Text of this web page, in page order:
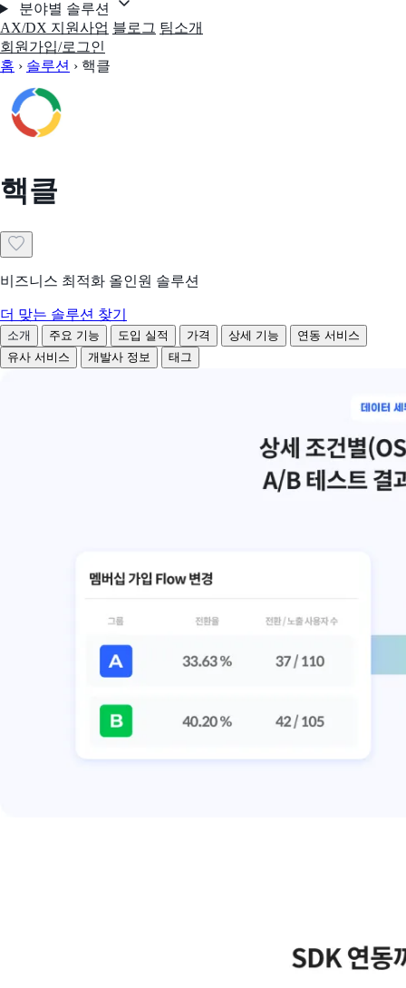
분야별 솔루션
AX/DX 지원사업 블로그 팀소개
회원가입/로그인
홈 › 솔루션 › 핵클
핵클
비즈니스 최적화 올인원 솔루션
더 맞는 솔루션 찾기
소개 주요 기능 도입 실적 가격 상세 기능
연동 서비스
유사 서비스
개발사 정보 태그